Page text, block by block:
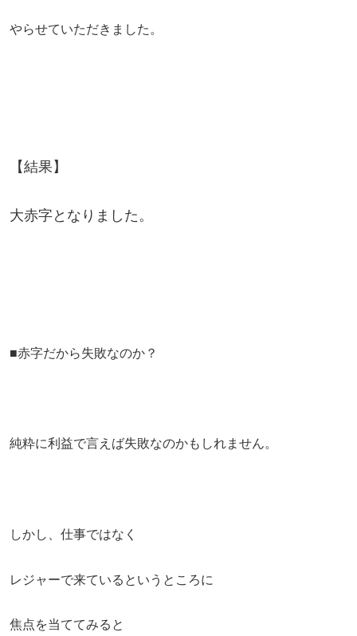
やらせていただきました。
【結果】
大赤字となりました。
■赤字だから失敗なのか？
純粋に利益で言えば失敗なのかもしれません。
しかし、仕事ではなく
レジャーで来ているというところに
焦点を当ててみると